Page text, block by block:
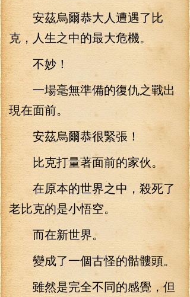
安茲烏爾恭大人遭遇了比
克，人生之中的最大危機。
不妙！
一場毫無準備的復仇之戰出
現在面前。
安茲烏爾恭很緊張！
比克打量著面前的家伙。
在原本的世界之中，殺死了
老比克的是小悟空。
而在新世界。
變成了一個古怪的骷髏頭。
雖然是完全不同的感覺，但